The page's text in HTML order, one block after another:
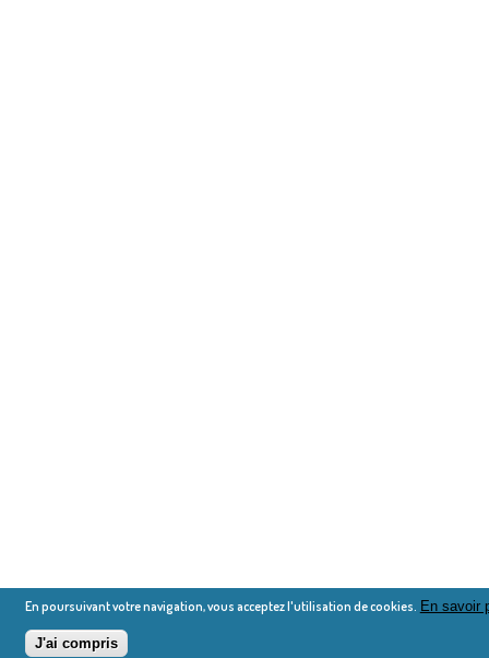
En poursuivant votre navigation, vous acceptez l'utilisation de cookies. En savoir
J'ai compris